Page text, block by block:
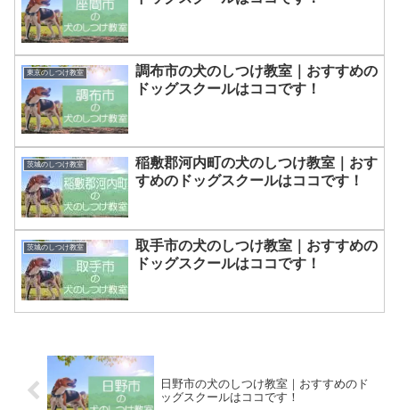
東京のしつけ教室
調布市の犬のしつけ教室｜おすすめの
ドッグスクールはココです！
茨城のしつけ教室
稲敷郡河内町の犬のしつけ教室｜おす
すめのドッグスクールはココです！
茨城のしつけ教室
取手市の犬のしつけ教室｜おすすめの
ドッグスクールはココです！
日野市の犬のしつけ教室｜おすすめのド
ッグスクールはココです！